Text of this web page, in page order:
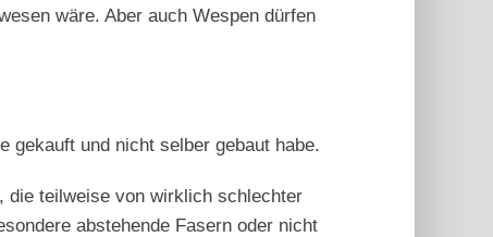
wäre. Aber auch Wespen dürfen
und nicht selber gebaut habe.
die teilweise von wirklich schlechter
abstehende Fasern oder nicht